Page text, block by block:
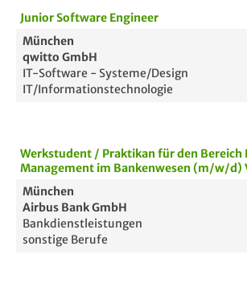
Junior Software Engineer
München
qwitto GmbH
IT-Software - Systeme/Design
IT/Informationstechnologie
Werkstudent / Praktikan für den Bereich
Management im Bankenwesen (m/w/d)
München
Airbus Bank GmbH
Bankdienstleistungen
sonstige Berufe